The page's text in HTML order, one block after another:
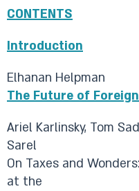
CONTENTS
Introduction
Elhanan Helpman
The Future of
Ariel Karlinsky, Tom
Sarel
On Taxes and
at the